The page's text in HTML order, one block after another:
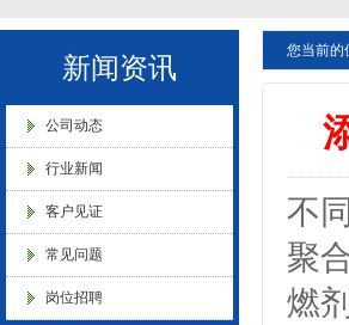
十溴二苯乙烷母粒，三氧化二锑母粒，三氧
燃 ABS阻燃 ，PA 阻燃，PET阻燃 ，PBT阻
化，抗静电母粒，阻燃料，抗老化料，环氧
新闻资讯
公司动态
行业新闻
客户见证
常见问题
岗位招聘
新址
中国塑料加工 中国塑料加工协
会改性塑料专业委员会理事单
位协会性塑料专业委员会理事
单位
您当前的
不
聚
燃剂